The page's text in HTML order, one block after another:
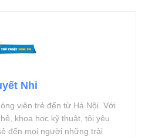
Nhi
viên trẻ đến từ Hà Nội. Với
khoa học kỹ thuật, tôi yêu
đến mọi người những trải